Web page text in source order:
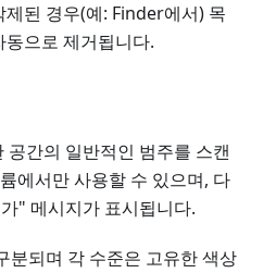
제된 경우(예: Finder에서) 목
으로 제거됩니다.
간의 일반적인 범주를 스캔
에서만 사용할 수 있으며, 다
" 메시지가 표시됩니다.
분되며 각 수준은 고유한 색상